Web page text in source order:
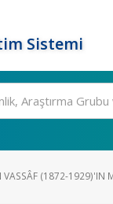
Sistemi
VASSÂF (1872-1929)'IN